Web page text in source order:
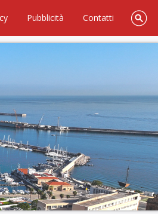
Pubblicità Contatti